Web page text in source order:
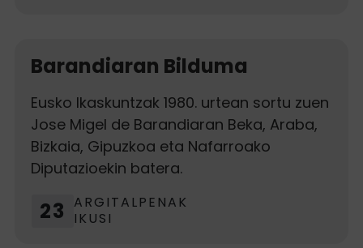
Barandiaran Bilduma
Eusko Ikaskuntzak 1980. urtean sortu zuen
Jose Migel de Barandiaran Beka, Araba,
Bizkaia, Gipuzkoa eta Nafarroako
Diputazioekin batera.
23
ARGITALPENAK
IKUSI